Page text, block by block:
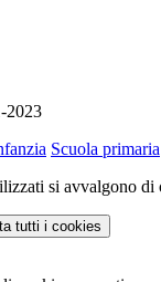
2023
Scuola primaria
si avvalgono
tutti i cookies